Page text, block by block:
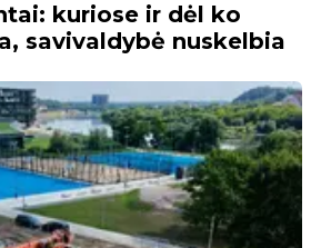
kuriose ir dėl ko
savivaldybė nuskelbia